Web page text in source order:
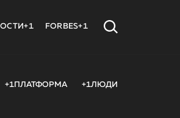
FORBES+1
+1ПЛАТФОРМА +1ЛЮДИ